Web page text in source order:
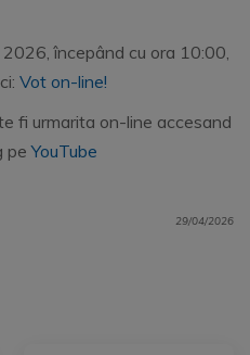
începând cu ora 10:00,
Vot on-line!
fi urmarita on-line accesand
peYouTube
29/04/2026